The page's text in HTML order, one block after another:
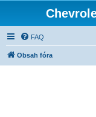
FAQ
Obsah fóra